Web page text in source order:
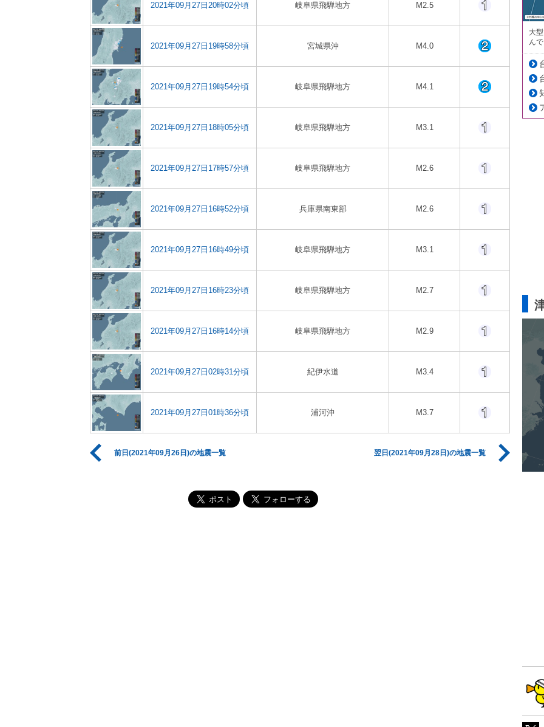
2021年09月27日20時02分頃 岐阜県飛騨地方 M2.5
2021年09月27日19時58分頃 宮城県沖 M4.0
2021年09月27日19時54分頃 岐阜県飛騨地方 M4.1
2021年09月27日18時05分頃 岐阜県飛騨地方 M3.1
2021年09月27日17時57分頃 岐阜県飛騨地方 M2.6
2021年09月27日16時52分頃 兵庫県南東部 M2.6
2021年09月27日16時49分頃 岐阜県飛騨地方 M3.1
2021年09月27日16時23分頃 岐阜県飛騨地方 M2.7
2021年09月27日16時14分頃 岐阜県飛騨地方 M2.9
2021年09月27日02時31分頃 紀伊水道 M3.4
2021年09月27日01時36分頃 浦河沖 M3.7
前日(2021年09月26日)の地震一覧 翌日(2021年09月28日)の地震一覧
大
ん